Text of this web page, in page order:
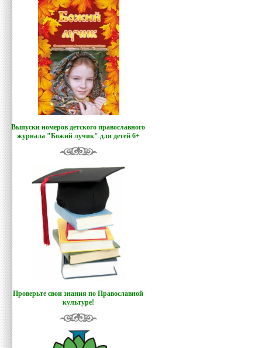
Выпуски номеров детского православного
журнала "Божий лучик" для детей 6+
Проверьте свои знания по Православной
культуре!